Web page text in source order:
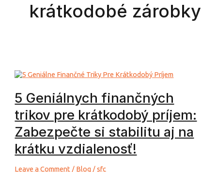
krátkodobé zárobky
5 Geniálnych finančných
trikov pre krátkodobý príjem:
Zabezpečte si stabilitu aj na
krátku vzdialenosť!
Leave a Comment / Blog /sfc